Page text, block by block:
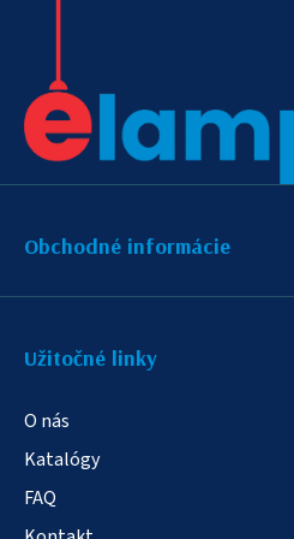
Obchodné informácie
Užitočné linky
O nás
Katalógy
FAQ